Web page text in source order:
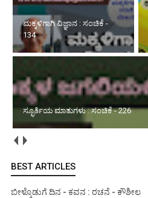
ಮಳೆಯ ವಿಶೇಷ ಅನುಭವ :
ಸಂಚಿಕೆ - 02
ಮಳೆಯ ವಿಶೇಷ ಅನುಭವ : ಸಂಚಿಕೆ - 01
BEST ARTICLES
ಬೀಳ್ಕೊಡುಗೆ ದಿನ - ಕವನ : ರಚನೆ - ಕೌಶೀಲ